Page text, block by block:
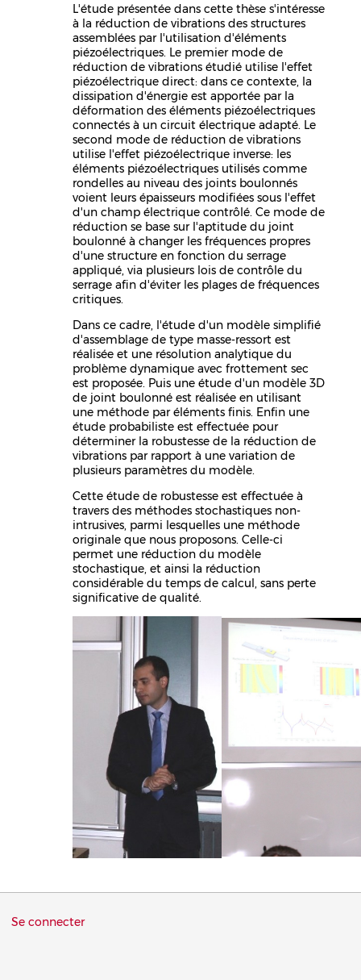
L'étude présentée dans cette thèse s'intéresse
à la réduction de vibrations des structures
assemblées par l'utilisation d'éléments
piézoélectriques. Le premier mode de
réduction de vibrations étudié utilise l'effet
piézoélectrique direct: dans ce contexte, la
dissipation d'énergie est apportée par la
déformation des éléments piézoélectriques
connectés à un circuit électrique adapté. Le
second mode de réduction de vibrations
utilise l'effet piézoélectrique inverse: les
éléments piézoélectriques utilisés comme
rondelles au niveau des joints boulonnés
voient leurs épaisseurs modifiées sous l'effet
d'un champ électrique contrôlé. Ce mode de
réduction se base sur l'aptitude du joint
boulonné à changer les fréquences propres
d'une structure en fonction du serrage
appliqué, via plusieurs lois de contrôle du
serrage afin d'éviter les plages de fréquences
critiques.
Dans ce cadre, l'étude d'un modèle simplifié
d'assemblage de type masse-ressort est
réalisée et une résolution analytique du
problème dynamique avec frottement sec
est proposée. Puis une étude d'un modèle 3D
de joint boulonné est réalisée en utilisant
une méthode par éléments finis. Enfin une
étude probabiliste est effectuée pour
déterminer la robustesse de la réduction de
vibrations par rapport à une variation de
plusieurs paramètres du modèle.
Cette étude de robustesse est effectuée à
travers des méthodes stochastiques non-
intrusives, parmi lesquelles une méthode
originale que nous proposons. Celle-ci
permet une réduction du modèle
stochastique, et ainsi la réduction
considérable du temps de calcul, sans perte
significative de qualité.
Menu
Se connecter